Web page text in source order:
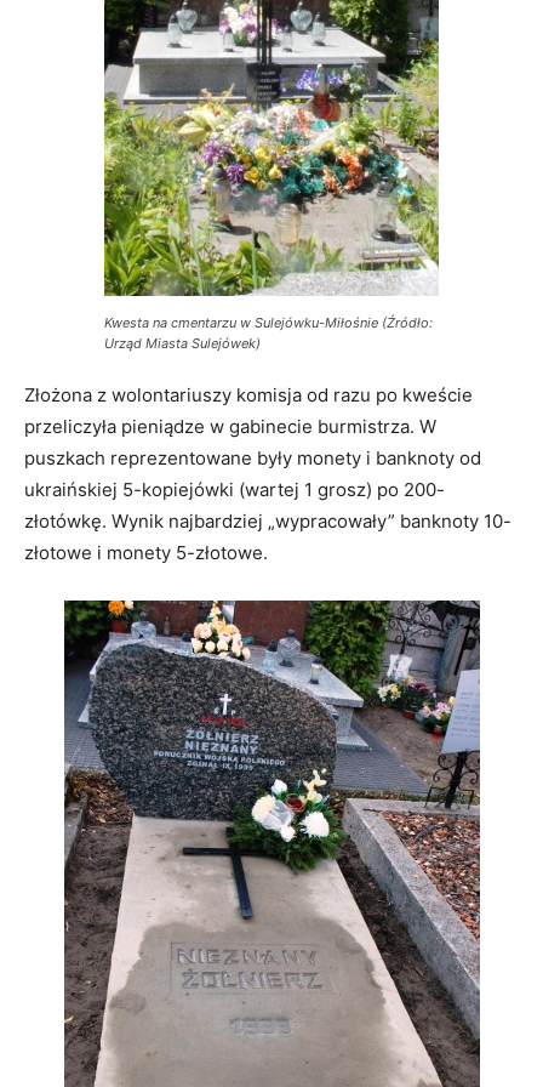
Kwesta na cmentarzu w Sulejówku-Miłośnie (Źródło:
Urząd Miasta Sulejówek)
Złożona z wolontariuszy komisja od razu po kweście
przeliczyła pieniądze w gabinecie burmistrza. W
puszkach reprezentowane były monety i banknoty od
ukraińskiej 5-kopiejówki (wartej 1 grosz) po 200-
złotówkę. Wynik najbardziej „wypracowały” banknoty 10-
złotowe i monety 5-złotowe.